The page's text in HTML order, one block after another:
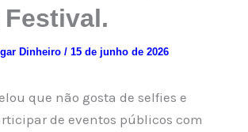
Dinheiro / 15 de junho de 2026
que não gosta de selfies e
de eventos públicos com